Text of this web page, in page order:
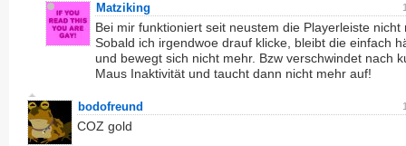
Matziking
Bei mir funktioniert seit neustem die Playerleiste nicht
Sobald ich irgendwoe drauf klicke, bleibt die einfach
und bewegt sich nicht mehr. Bzw verschwindet nach
Maus Inaktivität und taucht dann nicht mehr auf!
bodofreund
COZ gold